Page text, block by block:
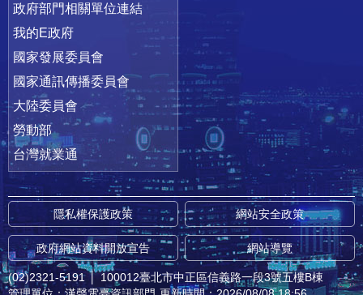
政府部門相關單位連結
我的E政府
國家發展委員會
國家通訊傳播委員會
大陸委員會
勞動部
台灣就業通
隱私權保護政策 網站安全政策
政府網站資料開放宣告 網站導覽
(02)2321-5191 │ 100012臺北市中正區信義路一段3號五樓B棟